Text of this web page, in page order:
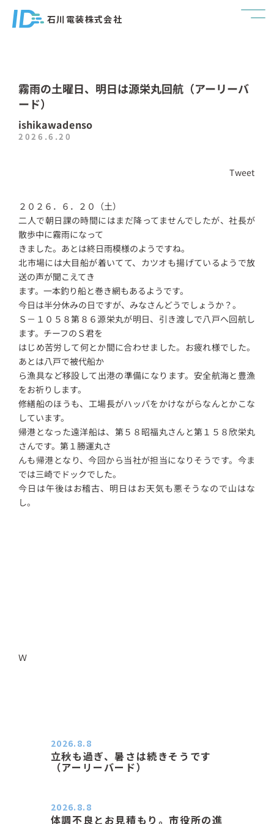
石川電装株式会社
霧雨の土曜日、明日は源栄丸回航（アーリーバ
ード）
ishikawadenso
2026.6.20
Tweet
２０２６．６．２０（土）
二人で朝日課の時間にはまだ降ってませんでしたが、社長が
散歩中に霧雨になって
きました。あとは終日雨模様のようですね。
北市場には大目船が着いてて、カツオも揚げているようで放
送の声が聞こえてき
ます。一本釣り船と巻き網もあるようです。
今日は半分休みの日ですが、みなさんどうでしょうか？。
Ｓ－１０５８第８６源栄丸が明日、引き渡しで八戸へ回航し
ます。チーフのＳ君を
はじめ苦労して何とか間に合わせました。お疲れ様でした。
あとは八戸で被代船か
ら漁具など移設して出港の準備になります。安全航海と豊漁
をお祈りします。
修繕船のほうも、工場長がハッパをかけながらなんとかこな
しています。
帰港となった遠洋船は、第５８昭福丸さんと第１５８欣栄丸
さんです。第１勝運丸さ
んも帰港となり、今回から当社が担当になりそうです。今ま
では三崎でドックでした。
今日は午後はお稽古、明日はお天気も悪そうなので山はな
し。
Ｗ
立秋も過ぎ、暑さは続きそうです
（アーリーバード）
2026.8.8
体調不良とお見積もり。市役所の進
2026.8.8